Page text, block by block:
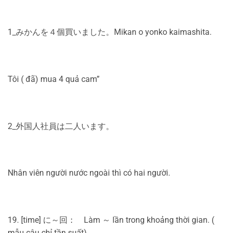
1_みかんを４個買いました。Mikan o yonko kaimashita.
Tôi ( đã) mua 4 quả cam”
2_外国人社員は二人います。
Nhân viên người nước ngoài thì có hai người.
19. [time] に～回： Làm ～ lần trong khoảng thời gian. (